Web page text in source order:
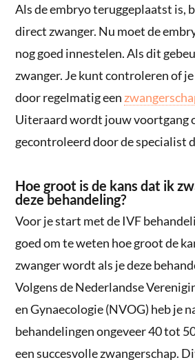
Als de embryo teruggeplaatst is,
direct zwanger. Nu moet de
nog goed innestelen. Als dit
zwanger. Je kunt controleren of
door regelmatig een
Uiteraard wordt jouw voortgang
gecontroleerd door de specialist
Hoe groot is de kans dat ik
deze behandeling?
Voor je start met de IVF
goed om te weten hoe groot de
zwanger wordt als je deze
Volgens de Nederlandse
en Gynaecologie (NVOG) heb je
behandelingen ongeveer 40 tot
een succesvolle zwangerschap.